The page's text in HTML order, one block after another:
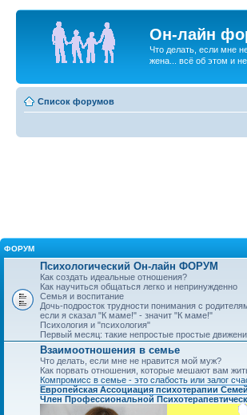
Он-лайн
Что делать, если мне
жена... всё об этом и
Список форумов
ФОРУМ
Психологический Он-лайн ФОРУМ
Как создать идеальные отношения?
Как научиться общаться легко и непринужденно
Семья и воспитание
Дочь-подросток трудности понимания с
если я сказал "К маме!" - значит "К маме!"
Психология и "психология"
Первый месяц: такие непростые простые
Взаимоотношения в семье
Что делать, если мне не нравится мой муж?
Как порвать отношения, которые мешают вам
Компромисс в семье - это слабость или залог
Европейская Ассоциация психотерапии
Член Профессиональной